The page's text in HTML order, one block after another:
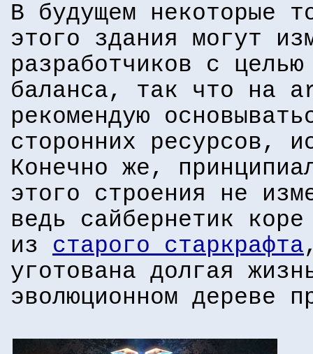
В будущем некоторые
этого здания могут
разработчиков с целью
баланса, так что на
рекомендую
сторонних ресурсов,
Конечно же,
этого строения не
ведь сайбернетик
из старого старкрафта
уготована долгая
эволюционном дереве